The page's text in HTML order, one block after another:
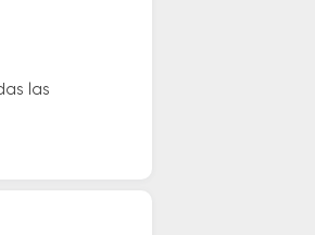
las